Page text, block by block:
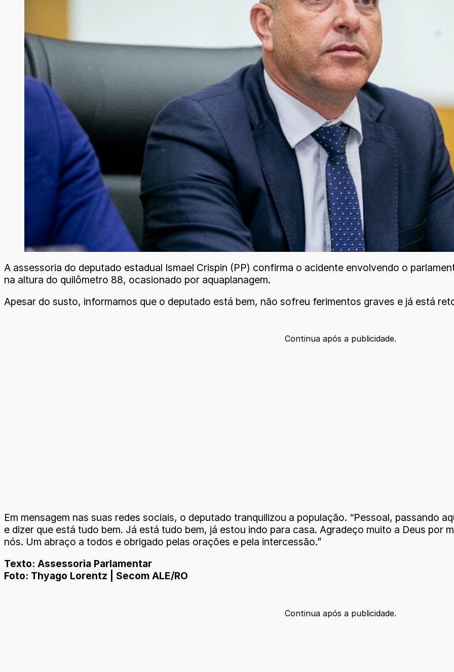
A assessoria do deputado estadual Ismael Crispin (PP) confirma o acidente envolvendo o
na altura do quilômetro 88, ocasionado por aquaplanagem.
Apesar do susto, informamos que o deputado está bem, não sofreu ferimentos graves e já está
Continua após a publicidade.
Em mensagem nas suas redes sociais, o deputado tranquilizou a população. “Pessoal, passando
e dizer que está tudo bem. Já está tudo bem, já estou indo para casa. Agradeço muito a Deus por
nós. Um abraço a todos e obrigado pelas orações e pela intercessão.”
Texto: Assessoria Parlamentar
Foto: Thyago Lorentz | Secom ALE/RO
Continua após a publicidade.